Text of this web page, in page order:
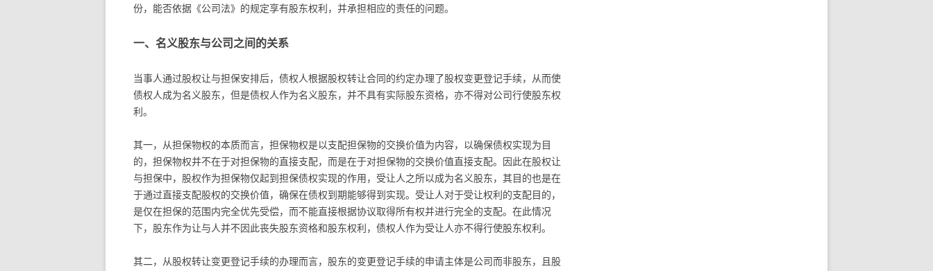
份，能否依据《公司法》的规定享有股东权利，并承担相应的责任的问题。
一、名义股东与公司之间的关系
当事人通过股权让与担保安排后，债权人根据股权转让合同的约定办理了股权变更登记手续，从而使
债权人成为名义股东，但是债权人作为名义股东，并不具有实际股东资格，亦不得对公司行使股东权
利。
其一，从担保物权的本质而言，担保物权是以支配担保物的交换价值为内容，以确保债权实现为目
的，担保物权并不在于对担保物的直接支配，而是在于对担保物的交换价值直接支配。因此在股权让
与担保中，股权作为担保物仅起到担保债权实现的作用，受让人之所以成为名义股东，其目的也是在
于通过直接支配股权的交换价值，确保在债权到期能够得到实现。受让人对于受让权利的支配目的，
是仅在担保的范围内完全优先受偿，而不能直接根据协议取得所有权并进行完全的支配。在此情况
下，股东作为让与人并不因此丧失股东资格和股东权利，债权人作为受让人亦不得行使股东权利。
其二，从股权转让变更登记手续的办理而言，股东的变更登记手续的申请主体是公司而非股东，且股